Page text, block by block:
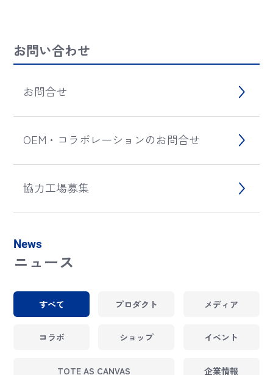
お問い合わせ
お問合せ
OEM・コラボレーションのお問合せ
協力工場募集
News
ニュース
すべて プロダクト メディア
コラボ ショップ イベント
TOTE AS CANVAS 企業情報